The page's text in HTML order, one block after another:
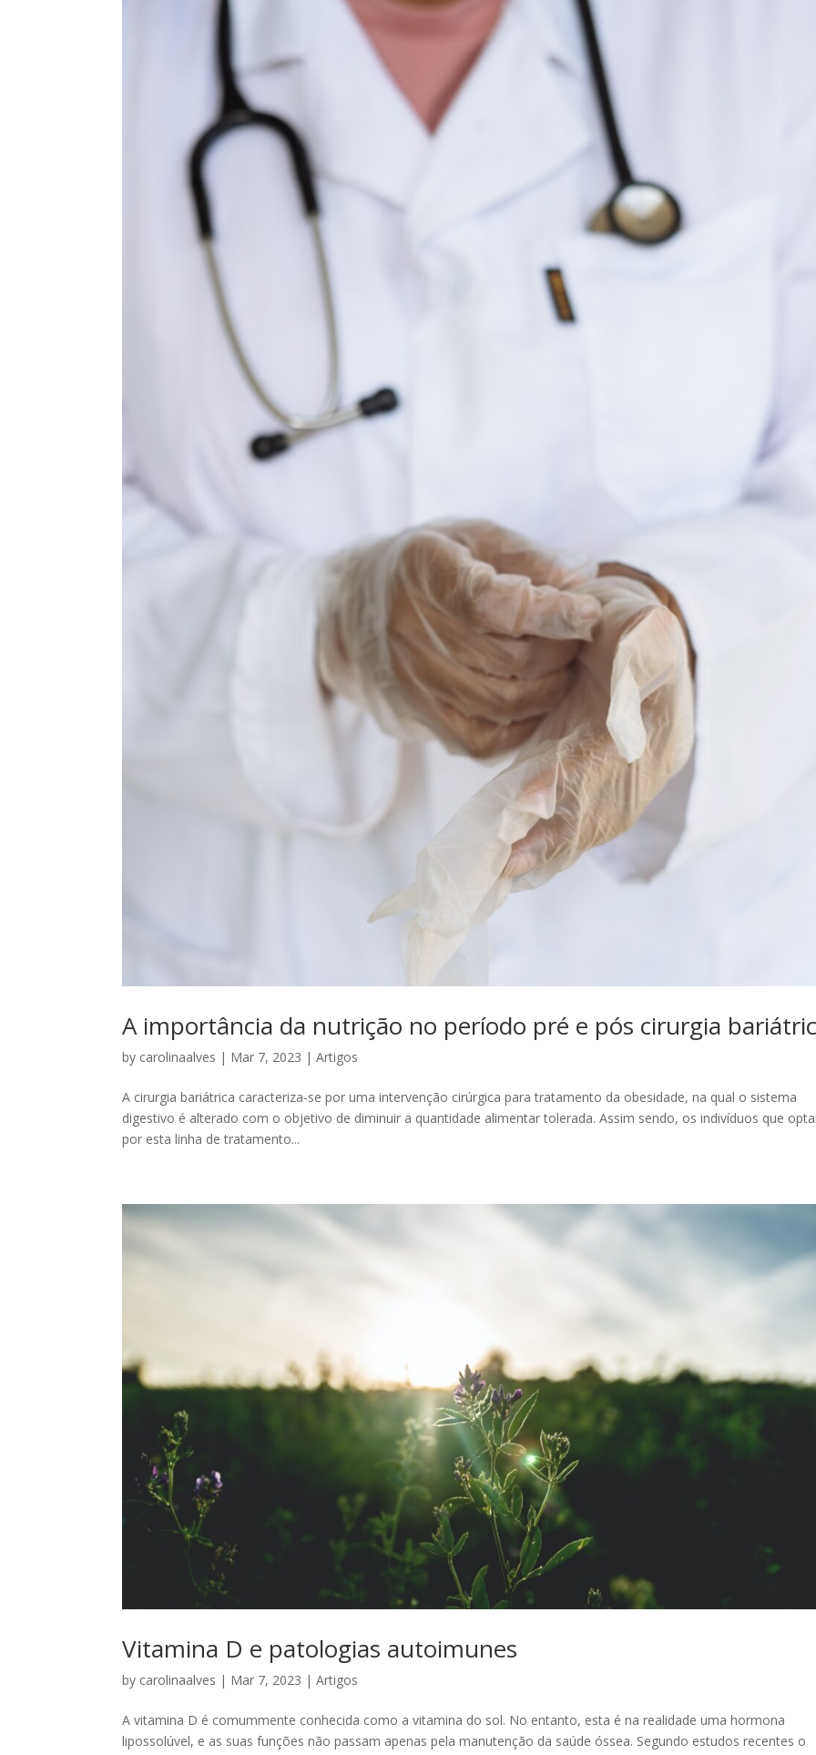
A importância da nutrição no período pré e pós cirurgia
by carolinaalves | Mar 7, 2023 |Artigos
A cirurgia bariátrica caracteriza-se por uma intervenção cirúrgica para tratamento da obesidade, na qual o sistema
digestivo é alterado com o objetivo de diminuir a quantidade alimentar tolerada. Assim sendo, os indivíduos que
por esta linha de tratamento...
Vitamina D e patologias autoimunes
by carolinaalves | Mar 7, 2023 |Artigos
A vitamina D é comummente conhecida como a vitamina do sol. No entanto, esta é na realidade uma hormona
lipossolúvel, e as suas funções não passam apenas pela manutenção da saúde óssea. Segundo estudos recentes o